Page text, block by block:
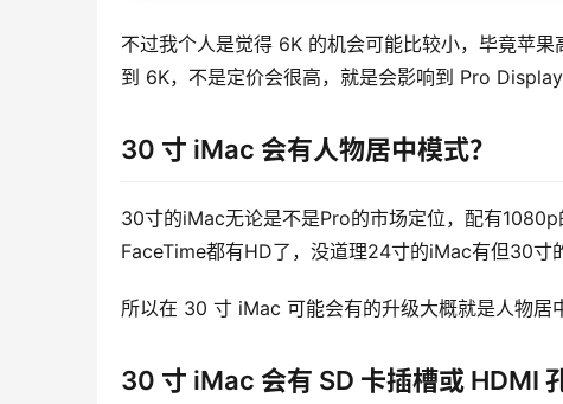
不过我个人是觉得 6K 的机会可能比较小，毕竟苹
到 6K，不是定价会很高，就是会影响到 Pro Display
30 寸 iMac 会有人物居中模式？
30寸的iMac无论是不是Pro的市场定位，配有
FaceTime都有HD了，没道理24寸的iMac有但30寸
所以在 30 寸 iMac 可能会有的升级大概就是人物居
30 寸 iMac 会有 SD 卡插槽或 HDMI